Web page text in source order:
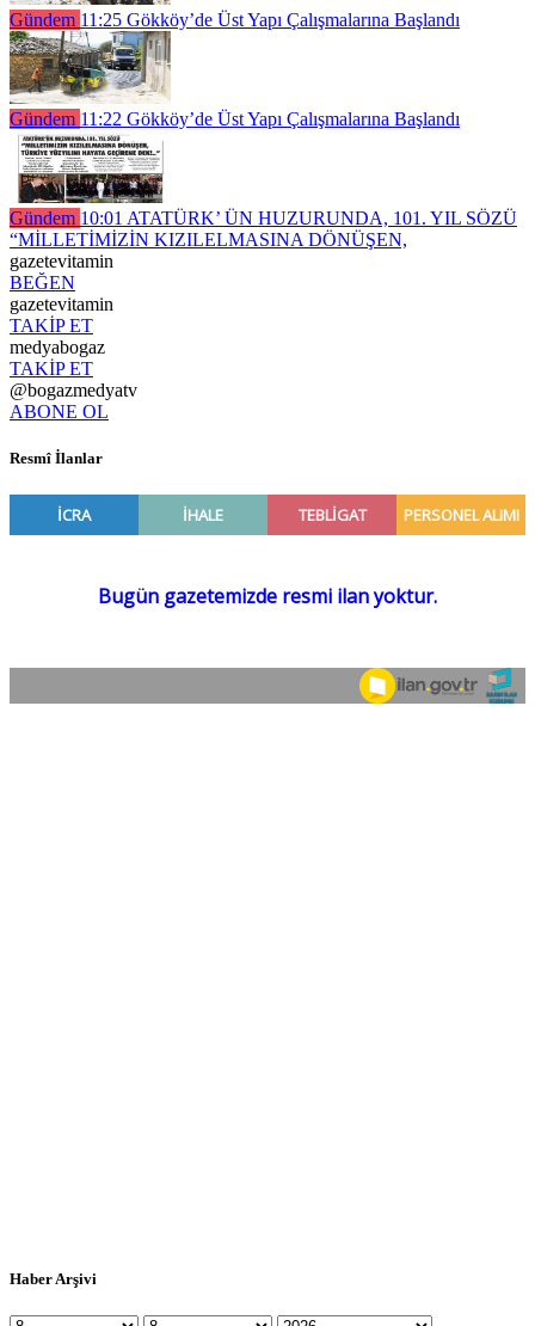
Gündem 11:25 Gökköy’de Üst Yapı Çalışmalarına Başlandı
Gündem 11:22 Gökköy’de Üst Yapı Çalışmalarına Başlandı
Gündem 10:01 ATATÜRK’ ÜN HUZURUNDA, 101. YIL SÖZÜ
“MİLLETİMİZİN KIZILELMASINA DÖNÜŞEN,
gazetevitamin
BEĞEN
gazetevitamin
TAKİP ET
medyabogaz
TAKİP ET
@bogazmedyatv
ABONE OL
Resmî İlanlar
Haber Arşivi